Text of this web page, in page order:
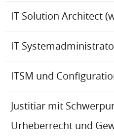
IT Solution Architect
IT
ITSM und
Justitiar mit
Urheberrecht und